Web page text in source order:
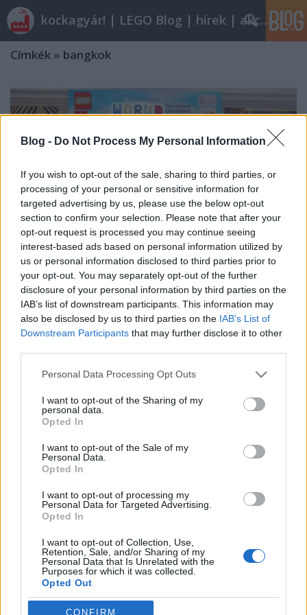
Blog - Do Not Process My Personal Information
If you wish to opt-out of the sale, sharing to third parties, or
processing of your personal or sensitive information for
targeted advertising by us, please use the below opt-out
section to confirm your selection. Please note that after your
opt-out request is processed you may continue seeing
interest-based ads based on personal information utilized by
us or personal information disclosed to third parties prior to
your opt-out. You may separately opt-out of the further
disclosure of your personal information by third parties on the
IAB’s list of downstream participants. This information may
also be disclosed by us to third parties on the IAB’s List of
Downstream Participants that may further disclose it to other
Please note that this website/app uses one or more Google
not limited to your visit or usage behaviour. You may click to
grant or deny consent to Google and its third-party tags to
use your data for below specified purposes in below Google
consent section.
Personal Data Processing Opt Outs
I want to opt-out of the Sharing of my
personal data.
Opted In
I want to opt-out of the Sale of my
Personal Data.
Opted In
I want to opt-out of processing my
Personal Data for Targeted Advertising.
Opted In
I want to opt-out of Collection, Use,
Retention, Sale, and/or Sharing of my
Personal Data that Is Unrelated with the
Purposes for which it was collected.
Opted Out
Google consents
CONFIRM
kockagyár! | LEGO Blog | hírek | akciók |
Címkék » bangkok
Kiküldött tudósítónk jelenti: Thaiföld
tutuka• 2012. március 13.
Már másodszor jelentkezik blogunk Thaiföldről. Míg
legutóbb Zed turistaként futott bele még távol-
egy helyi kiállításról. Ha a Legó kapcsán Ázsia kerül
szóba, sok olvasónak biztos a klón jut először
Röviden: linkek, egyebek
• 2012. január 20.
egységének építése. Vajon eljutunk oda is egyszer?
Én nem ilyen autós iskolában tanultam vezetni és
nem ilyen autókon. Milyen kár! Klassz dolog jöhet ki
abból, ha valami személyes, rátok jellemző dolog
épül meg. Így épít egy…